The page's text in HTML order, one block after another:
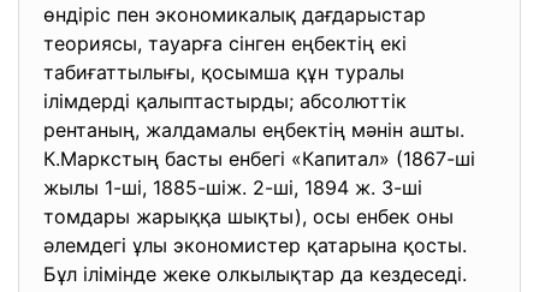
өндіріс пен экономикалық дағдарыстар
теориясы, тауарға сінген еңбектің екі
табиғаттылығы, қосымша құн туралы
ілімдерді қалыптастырды; абсолюттік
рентаның, жалдамалы еңбектің мәнін ашты.
К.Маркстың басты енбегі «Капитал» (1867-ші
жылы 1-ші, 1885-шіж. 2-ші, 1894 ж. 3-ші
томдары жарыққа шықты), осы енбек оны
әлемдегі ұлы экономистер қатарына қосты.
Бұл ілімінде жеке олкылықтар да кездеседі.